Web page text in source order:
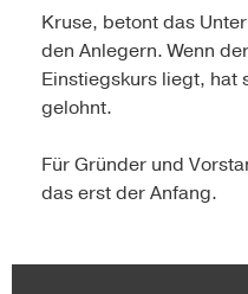
Kruse, betont das
den Anlegern. Wenn
Einstiegskurs liegt, hat
gelohnt.
Für Gründer und
das erst der Anfang.